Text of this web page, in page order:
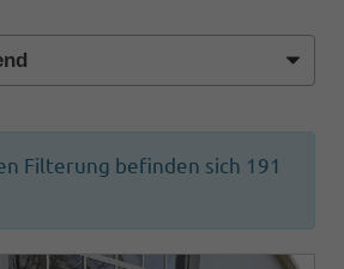
Filterung befinden sich 191